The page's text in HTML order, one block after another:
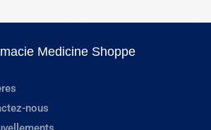
Medicine Shoppe
nous